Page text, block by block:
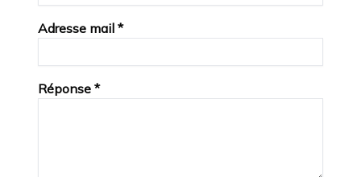
Adresse mail *
Réponse *